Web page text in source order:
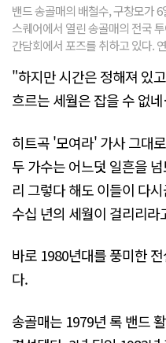
밴드 송골매의 배철수, 구창모가
스퀘어에서 열린 송골매의 전국
간담회에서 포즈를 취하고 있다.
"하지만 시간은 정해져 있
흐르는 세월은 잡을 수 없
히트곡 '모여라' 가사 그대
두 가수는 어느덧 일흔을
리 그렇다 해도 이들이 다
수십 년의 세월이 걸리리
바로 1980년대를 풍미한
다.
송골매는 1979년 록 밴드